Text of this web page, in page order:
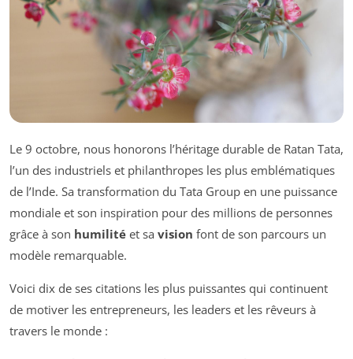
Le 9 octobre, nous honorons l’héritage durable de Ratan Tata,
l’un des industriels et philanthropes les plus emblématiques
de l’Inde. Sa transformation du Tata Group en une puissance
mondiale et son inspiration pour des millions de personnes
grâce à son humilité et sa vision font de son parcours un
modèle remarquable.
Voici dix de ses citations les plus puissantes qui continuent
de motiver les entrepreneurs, les leaders et les rêveurs à
travers le monde :